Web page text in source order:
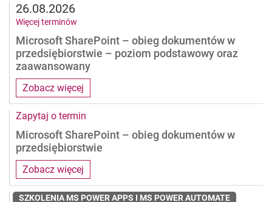
Zobacz więcej
Microsoft SharePoint – obieg dokumentów w
przedsiębiorstwie – poziom podstawowy oraz
zaawansowany
26.08.2026
Więcej terminów
Zobacz więcej
Microsoft SharePoint – obieg dokumentów w
przedsiębiorstwie
Zapytaj o termin
SZKOLENIA MS POWER APPS I MS POWER AUTOMATE